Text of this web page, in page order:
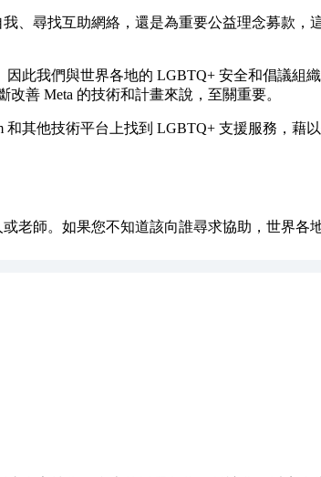
、尋找互助網絡，還是為重要公益理念募款，
此我們與世界各地的 LGBTQ+ 安全和倡議
善 Meta 的技術和計畫來說，至關重要。
其他技術平台上找到 LGBTQ+ 支援服務，藉
老師。如果您不知道該向誰尋求協助，世界各